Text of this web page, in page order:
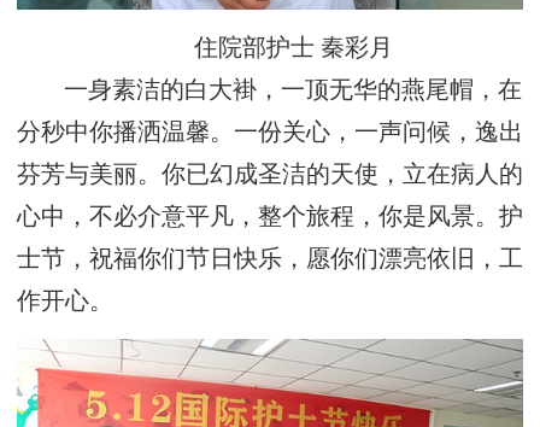
住院部护士 秦彩月
一身素洁的白大褂，一顶无华的燕尾帽，在
分秒中你播洒温馨。一份关心，一声问候，逸出
芬芳与美丽。你已幻成圣洁的天使，立在病人的
心中，不必介意平凡，整个旅程，你是风景。护
士节，祝福你们节日快乐，愿你们漂亮依旧，工
作开心。